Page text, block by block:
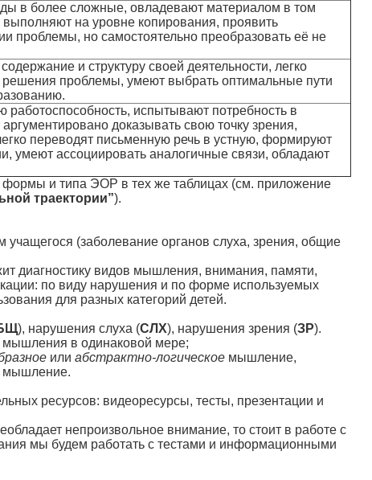
в более сложные, овладевают материалом в том
на уровне копирования, проявить
проблемы, но самостоятельно преобразовать её не
и структуру своей деятельности, легко
проблемы, умеют выбрать оптимальные пути
испытывают потребность в
доказывать свою точку зрения,
переводят письменную речь в устную, формируют
ассоциировать аналогичные связи, обладают
формы и типа ЭОР в тех же таблицах (см. приложение
траектории”).
(заболевание органов слуха, зрения, общие
диагностику видов мышления, внимания, памяти,
по виду нарушения и по форме используемых
для разных категорий детей.
), нарушения слуха (СЛХ), нарушения зрения (ЗР).
мышления в одинаковой мере;
или абстрактно-логическое мышление,
мышление.
ресурсов: видеоресурсы, тесты, презентации и
непроизвольное внимание, то стоит в работе с
мы будем работать с тестами и информационными